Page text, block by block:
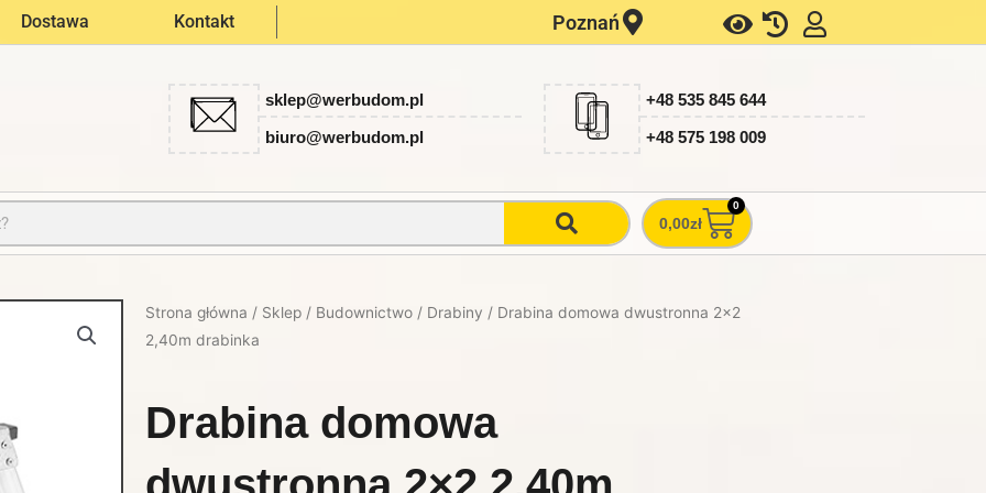
Dostawa Kontakt Poznań
sklep@werbudom.pl
biuro@werbudom.pl
+48 535 845 644
+48 575 198 009
0,00zł
0
Wózek
Strona główna / Sklep / Budownictwo / Drabiny / Drabina domowa dwustronna 2×2
2,40m drabinka
Drabina domowa